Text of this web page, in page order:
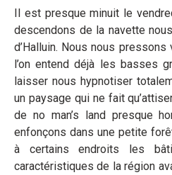
Il est presque minuit le
descendons de la navette
d’Halluin. Nous nous
l’on entend déjà les basses
laisser nous hypnotiser
un paysage qui ne fait
de no man’s land presque
enfonçons dans une petite
à certains endroits les
caractéristiques de la région